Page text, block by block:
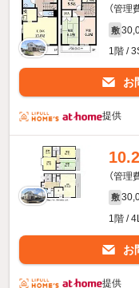
（管理
敷
1階 /
お
提供
10.2
（管理
敷
1階 /
お
提供